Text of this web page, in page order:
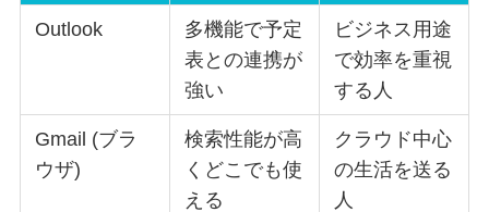
Outlook
多機能で予定
表との連携が
強い
ビジネス用途
で効率を重視
する人
Gmail (ブラ
ウザ)
検索性能が高
くどこでも使
える
クラウド中心
の生活を送る
人